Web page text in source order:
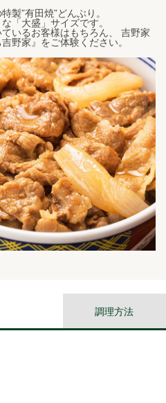
製”有田焼”どんぶり。
「大盛」サイズです。
いるお客様はもちろん、 吉野家
野家』をご体験ください。
調理方法